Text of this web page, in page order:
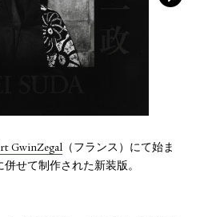
GwinZegal （フランス）にて始ま
せて制作された新装版。